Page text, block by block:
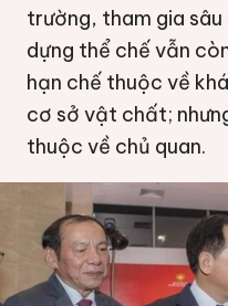
trường, tham gia
dựng thể chế vẫn
hạn chế thuộc về
cơ sở vật chất;
thuộc về chủ quan.